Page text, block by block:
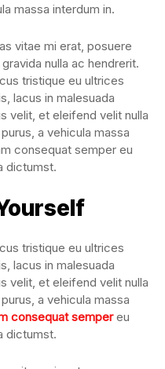
massa interdum in.
vitae mi erat, posuere
nulla ac hendrerit.
tristique eu ultrices
lacus in malesuada
velit, et eleifend velit nulla
a vehicula massa
consequat semper eu
dictumst.
tristique eu ultrices
lacus in malesuada
velit, et eleifend velit nulla
a vehicula massa
consequat sempereu
dictumst.